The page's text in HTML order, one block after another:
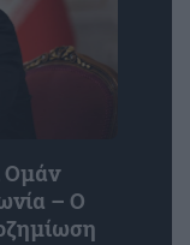
Ομάν
– Ο